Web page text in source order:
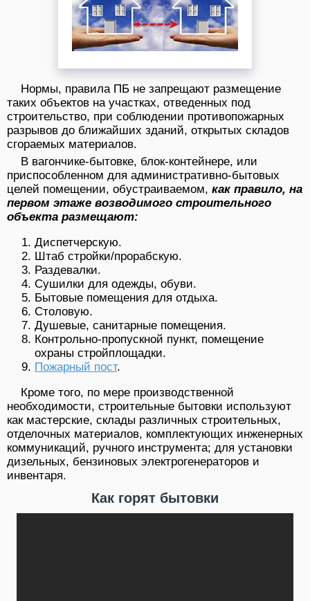
Нормы, правила ПБ не запрещают размещение
таких объектов на участках, отведенных под
строительство, при соблюдении противопожарных
разрывов до ближайших зданий, открытых складов
сгораемых материалов.
В вагончике-бытовке, блок-контейнере, или
приспособленном для административно-бытовых
целей помещении, обустраиваемом, как правило, на
первом этаже возводимого строительного
объекта размещают:
Диспетчерскую.
Штаб стройки/прорабскую.
Раздевалки.
Сушилки для одежды, обуви.
Бытовые помещения для отдыха.
Столовую.
Душевые, санитарные помещения.
Контрольно-пропускной пункт, помещение
охраны стройплощадки.
Пожарный пост.
Кроме того, по мере производственной
необходимости, строительные бытовки используют
как мастерские, склады различных строительных,
отделочных материалов, комплектующих инженерных
коммуникаций, ручного инструмента; для установки
дизельных, бензиновых электрогенераторов и
инвентаря.
Как горят бытовки